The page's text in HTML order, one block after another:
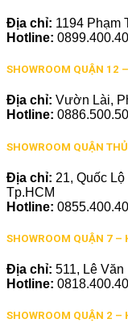
Địa chỉ: 1194 Phạm
Hotline:
SHOWROOM QUẬN 12
Địa chỉ: Vườn Lài,
Hotline:
SHOWROOM QUẬN
Địa chỉ: 21, Quốc
Tp.HCM
Hotline:
SHOWROOM QUẬN 7 –
Địa chỉ: 511, Lê Văn
Hotline:
SHOWROOM QUẬN 2 –